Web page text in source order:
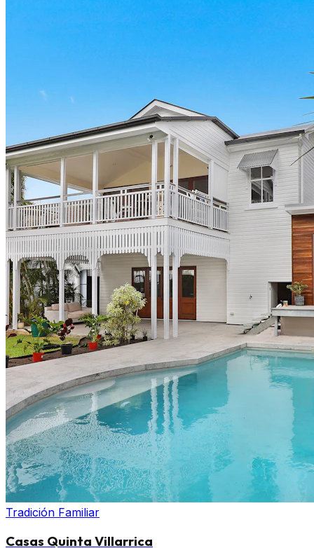
Tradición Familiar
Casas Quinta Villarrica